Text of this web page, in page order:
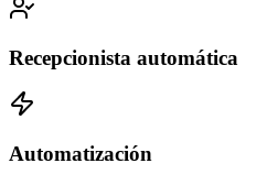
Recepcionista automática
Automatización